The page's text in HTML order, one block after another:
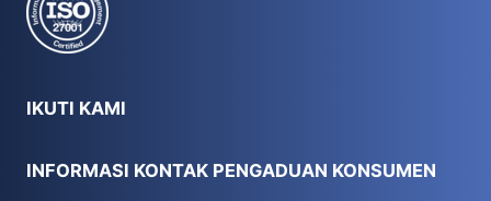
IKUTI KAMI
INFORMASI KONTAK PENGADUAN KONSUMEN